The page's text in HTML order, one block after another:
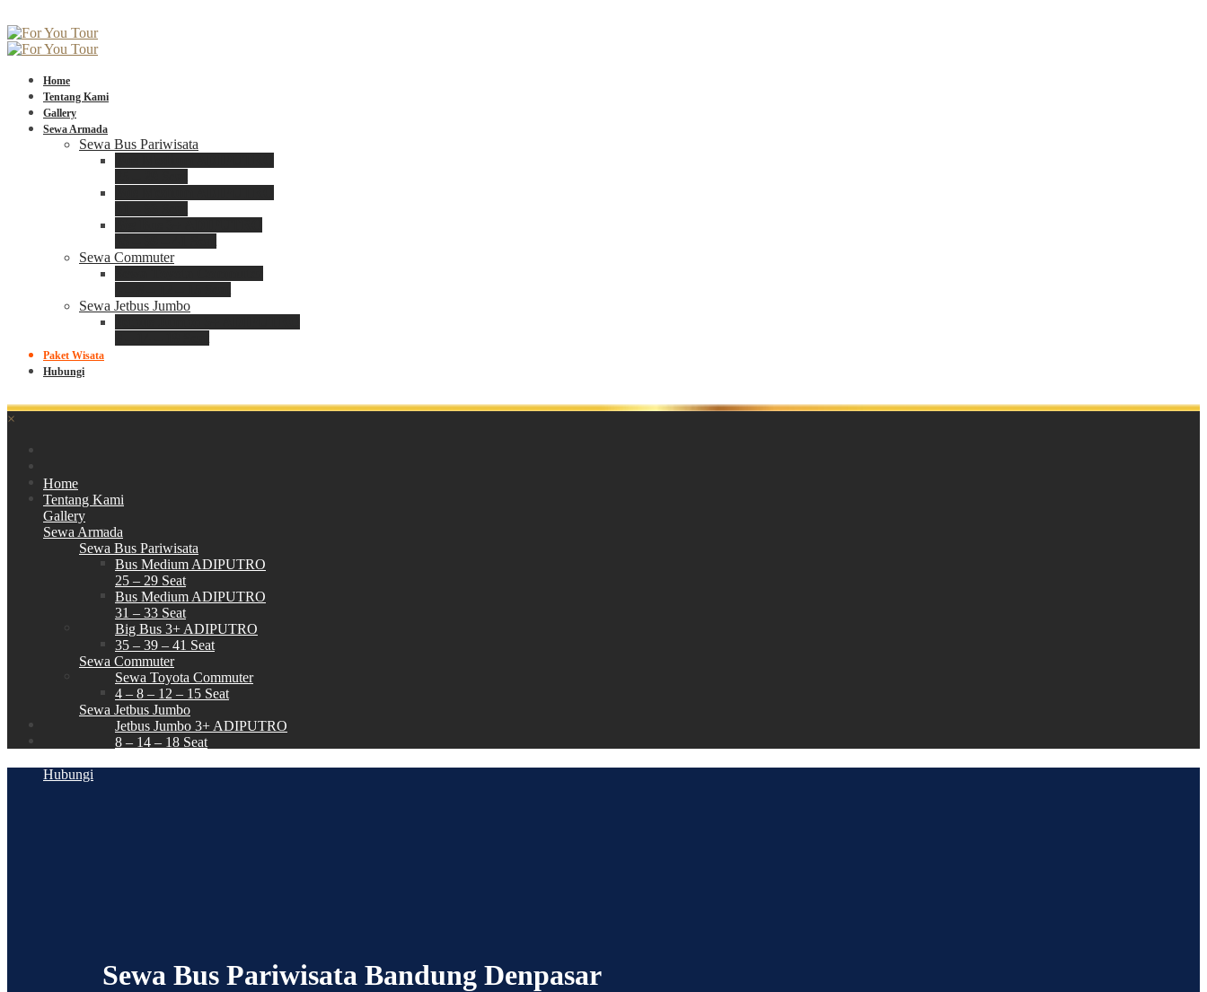
Home
Tentang Kami
Gallery
Sewa Armada
Sewa Bus Pariwisata
Sewa Commuter
Sewa Jetbus Jumbo
Paket Wisata
Hubungi
×
Home
Tentang Kami
Gallery
Sewa Armada
Sewa Bus Pariwisata
Bus Medium ADIPUTRO
25 – 29 Seat
Bus Medium ADIPUTRO
31 – 33 Seat
Big Bus 3+ ADIPUTRO
35 – 39 – 41 Seat
Sewa Commuter
Sewa Toyota Commuter
4 – 8 – 12 – 15 Seat
Sewa Jetbus Jumbo
Jetbus Jumbo 3+ ADIPUTRO
8 – 14 – 18 Seat
Hubungi
Sewa Bus Pariwisata Bandung Denpasar